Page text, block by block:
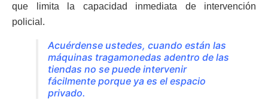
que limita la capacidad inmediata de intervención
policial.
Acuérdense ustedes, cuando están las
máquinas tragamonedas adentro de las
tiendas no se puede intervenir
fácilmente porque ya es el espacio
privado.